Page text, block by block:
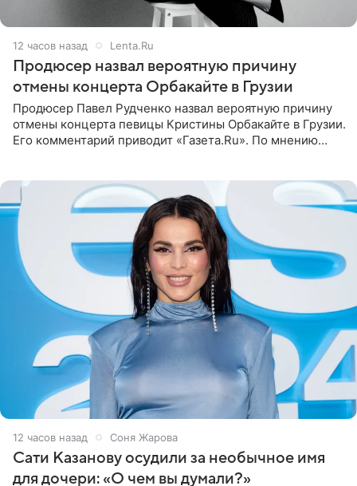
12 часов назад Lenta.Ru
Продюсер назвал вероятную причину
отмены концерта Орбакайте в Грузии
Продюсер Павел Рудченко назвал вероятную причину
отмены концерта певицы Кристины Орбакайте в Грузии.
Его комментарий приводит «Газета.Ru». По мнению
12 часов назад Соня Жарова
Сати Казанову осудили за необычное имя
для дочери: «О чем вы думали?»